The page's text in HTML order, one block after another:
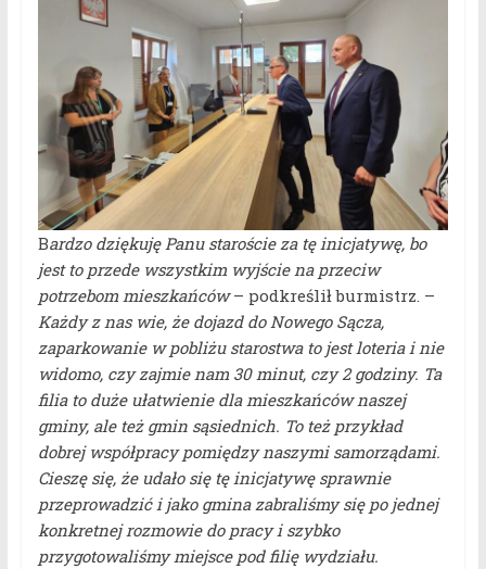
Bardzo dziękuję Panu staroście za tę inicjatywę, bo
jest to przede wszystkim wyjście na przeciw
potrzebom mieszkańców– podkreślił burmistrz. –
Każdy z nas wie, że dojazd do Nowego Sącza,
zaparkowanie w pobliżu starostwa to jest loteria i nie
widomo, czy zajmie nam 30 minut, czy 2 godziny. Ta
filia to duże ułatwienie dla mieszkańców naszej
gminy, ale też gmin sąsiednich. To też przykład
dobrej współpracy pomiędzy naszymi samorządami.
Cieszę się, że udało się tę inicjatywę sprawnie
przeprowadzić i jako gmina zabraliśmy się po jednej
konkretnej rozmowie do pracy i szybko
przygotowaliśmy miejsce pod filię wydziału.